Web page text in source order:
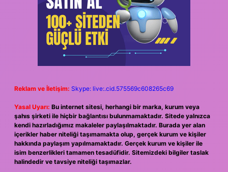
Reklam ve İletişim: Skype: live:.cid.575569c608265c69
Yasal Uyarı: Bu internet sitesi, herhangi bir marka, kurum veya
şahıs şirketi ile hiçbir bağlantısı bulunmamaktadır. Sitede yalnızca
kendi hazırladığımız makaleler paylaşılmaktadır. Burada yer alan
içerikler haber niteliği taşımamakta olup, gerçek kurum ve kişiler
hakkında paylaşım yapılmamaktadır. Gerçek kurum ve kişiler ile
isim benzerlikleri tamamen tesadüfidir. Sitemizdeki bilgiler taslak
halindedir ve tavsiye niteliği taşımazlar.